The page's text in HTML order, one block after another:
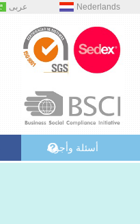
عربى Nederlands
أسئلة وأجوبة